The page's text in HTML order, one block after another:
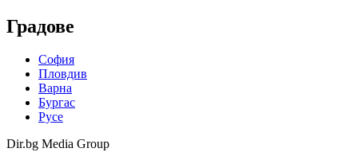
Градове
София
Пловдив
Варна
Бургас
Русе
Dir.bg Media Group